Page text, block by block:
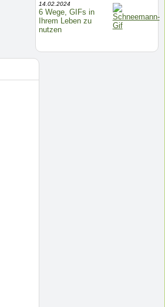
14.02.2024
6 Wege, GIFs in
Ihrem Leben zu
nutzen